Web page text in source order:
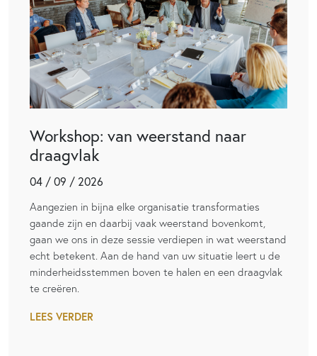
Workshop: van weerstand naar
draagvlak
04 / 09 / 2026
Aangezien in bijna elke organisatie transformaties
gaande zijn en daarbij vaak weerstand bovenkomt,
gaan we ons in deze sessie verdiepen in wat weerstand
echt betekent. Aan de hand van uw situatie leert u de
minderheidsstemmen boven te halen en een draagvlak
te creëren.
LEES VERDER